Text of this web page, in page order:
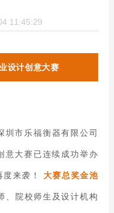
11:45:29
设计创意大赛
圳市乐福衡器有限公司
意大赛已连续成功举办
度来袭！ 大赛总奖金池
、院校师生及设计机构